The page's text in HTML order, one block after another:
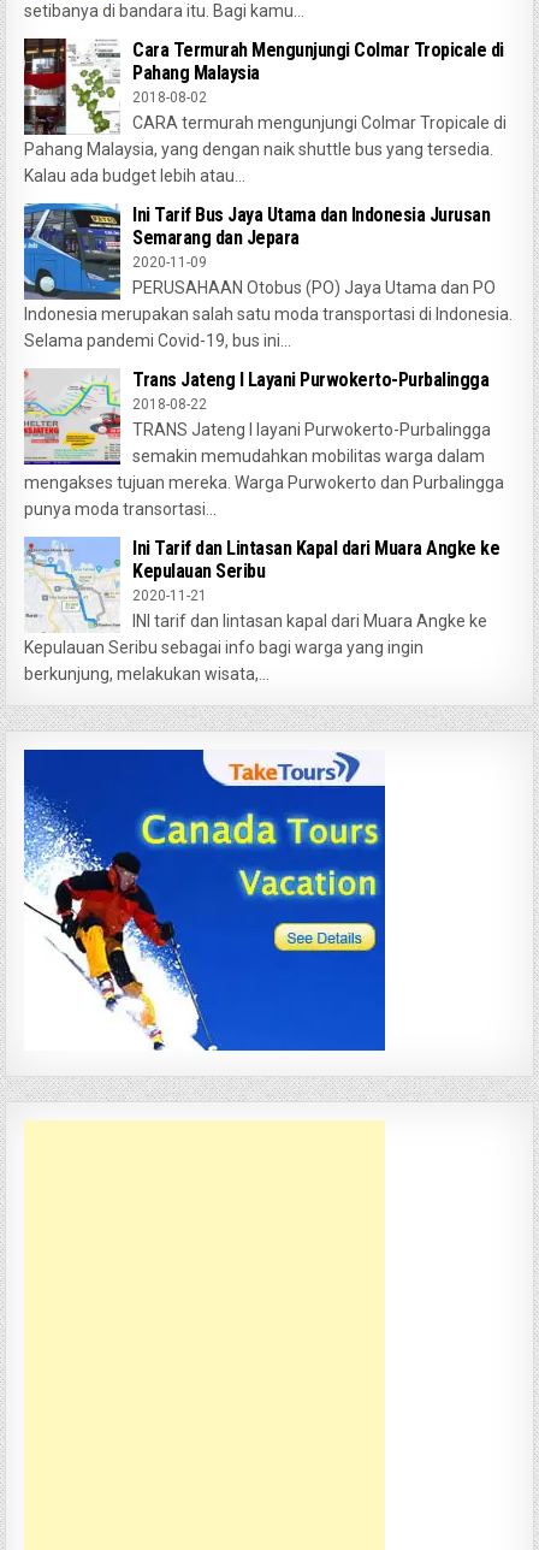
setibanya di bandara itu. Bagi kamu...
Cara Termurah Mengunjungi Colmar Tropicale di
Pahang Malaysia
2018-08-02
CARA termurah mengunjungi Colmar Tropicale di
Pahang Malaysia, yang dengan naik shuttle bus yang tersedia.
Kalau ada budget lebih atau...
Ini Tarif Bus Jaya Utama dan Indonesia Jurusan
Semarang dan Jepara
2020-11-09
PERUSAHAAN Otobus (PO) Jaya Utama dan PO
Indonesia merupakan salah satu moda transportasi di Indonesia.
Selama pandemi Covid-19, bus ini...
Trans Jateng I Layani Purwokerto-Purbalingga
2018-08-22
TRANS Jateng I layani Purwokerto-Purbalingga
semakin memudahkan mobilitas warga dalam
mengakses tujuan mereka. Warga Purwokerto dan Purbalingga
punya moda transortasi...
Ini Tarif dan Lintasan Kapal dari Muara Angke ke
Kepulauan Seribu
2020-11-21
INI tarif dan lintasan kapal dari Muara Angke ke
Kepulauan Seribu sebagai info bagi warga yang ingin
berkunjung, melakukan wisata,...